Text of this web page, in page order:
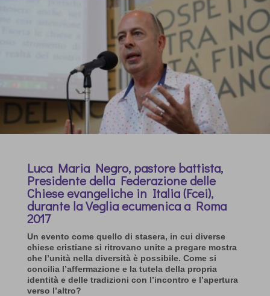
Luca Maria Negro, pastore battista,
Presidente della Federazione delle
Chiese evangeliche in Italia (Fcei),
durante la Veglia ecumenica a Roma
2017
Un evento come quello di stasera, in cui diverse
chiese cristiane si ritrovano unite a pregare mostra
che l’unità nella diversità è possibile. Come si
concilia l’affermazione e la tutela della propria
identità e delle tradizioni con l’incontro e l’apertura
verso l’altro?